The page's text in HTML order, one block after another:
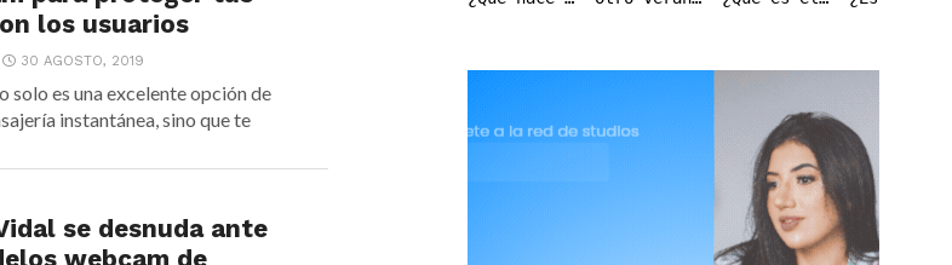
los usuarios
30 AGOSTO, 2019
solo es una excelente opción de
instantánea, sino que te
se desnuda ante
webcam de